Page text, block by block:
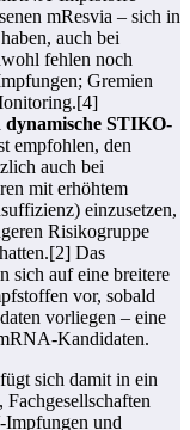
mResvia – sich in
auch bei
fehlen noch
Gremien
STIKO-
empfohlen, den
auch bei
mit erhöhtem
einzusetzen,
Risikogruppe
Das
sich auf eine breitere
vor, sobald
vorliegen – eine
Kandidaten.
sich damit in ein
Impfungen und